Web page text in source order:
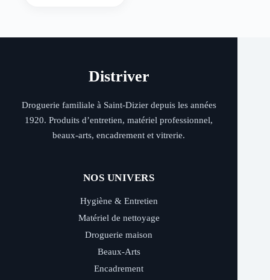
Distriver
Droguerie familiale à Saint-Dizier depuis les années
1920. Produits d’entretien, matériel professionnel,
beaux-arts, encadrement et vitrerie.
NOS UNIVERS
Hygiène & Entretien
Matériel de nettoyage
Droguerie maison
Beaux-Arts
Encadrement